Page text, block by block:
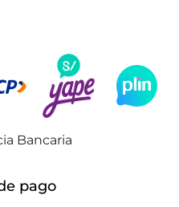
Bancaria
pago